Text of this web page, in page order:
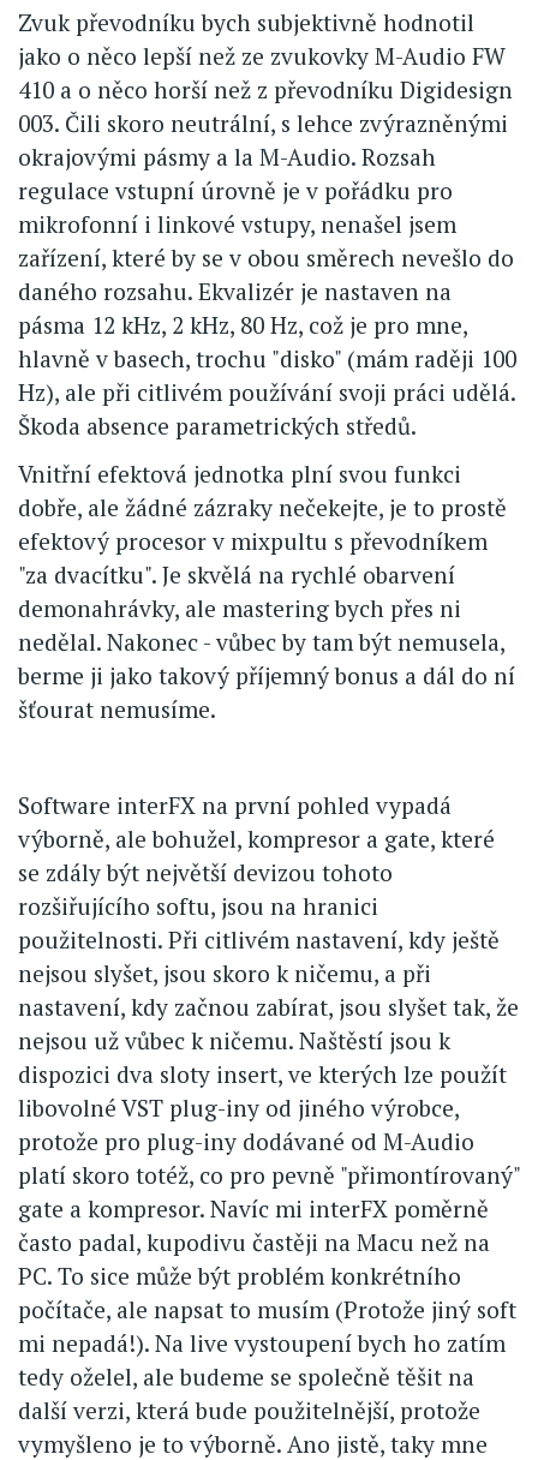
Zvuk převodníku bych subjektivně hodnotil
jako o něco lepší než ze zvukovky M-Audio FW
410 a o něco horší než z převodníku Digidesign
003. Čili skoro neutrální, s lehce zvýrazněnými
okrajovými pásmy a la M-Audio. Rozsah
regulace vstupní úrovně je v pořádku pro
mikrofonní i linkové vstupy, nenašel jsem
zařízení, které by se v obou směrech nevešlo do
daného rozsahu. Ekvalizér je nastaven na
pásma 12 kHz, 2 kHz, 80 Hz, což je pro mne,
hlavně v basech, trochu "disko" (mám raději 100
Hz), ale při citlivém používání svoji práci udělá.
Škoda absence parametrických středů.
Vnitřní efektová jednotka plní svou funkci
dobře, ale žádné zázraky nečekejte, je to prostě
efektový procesor v mixpultu s převodníkem
"za dvacítku". Je skvělá na rychlé obarvení
demonahrávky, ale mastering bych přes ni
nedělal. Nakonec - vůbec by tam být nemusela,
berme ji jako takový příjemný bonus a dál do ní
šťourat nemusíme.
Software interFX na první pohled vypadá
výborně, ale bohužel, kompresor a gate, které
se zdály být největší devizou tohoto
rozšiřujícího softu, jsou na hranici
použitelnosti. Při citlivém nastavení, kdy ještě
nejsou slyšet, jsou skoro k ničemu, a při
nastavení, kdy začnou zabírat, jsou slyšet tak, že
nejsou už vůbec k ničemu. Naštěstí jsou k
dispozici dva sloty insert, ve kterých lze použít
libovolné VST plug-iny od jiného výrobce,
protože pro plug-iny dodávané od M-Audio
platí skoro totéž, co pro pevně "přimontírovaný"
gate a kompresor. Navíc mi interFX poměrně
často padal, kupodivu častěji na Macu než na
PC. To sice může být problém konkrétního
počítače, ale napsat to musím (Protože jiný soft
mi nepadá!). Na live vystoupení bych ho zatím
tedy oželel, ale budeme se společně těšit na
další verzi, která bude použitelnější, protože
vymyšleno je to výborně. Ano jistě, taky mne